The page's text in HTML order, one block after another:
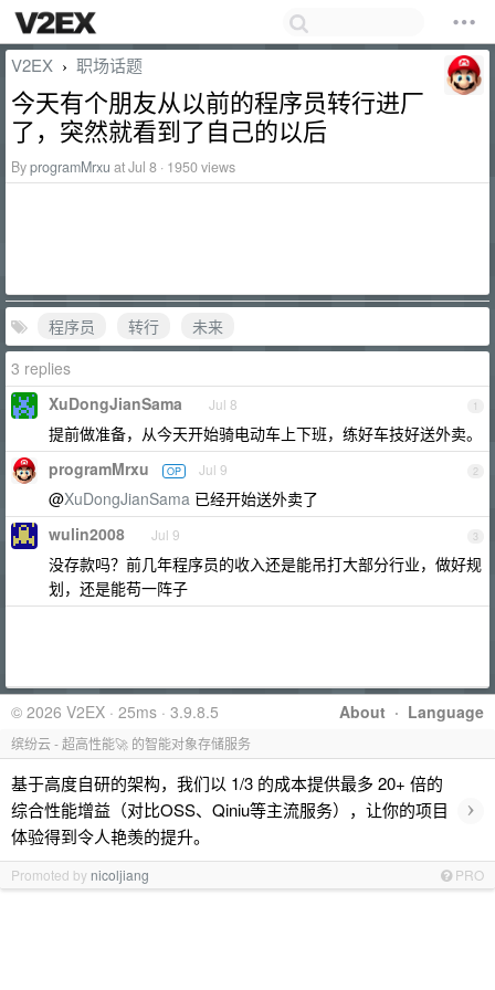
V2EX › 职场话题
今天有个朋友从以前的程序员转行进厂
了，突然就看到了自己的以后
ByprogramMrxu at Jul 8 · 1950 views
程序员 转行
未来
3 replies
1
XuDongJianSama Jul 8
提前做准备，从今天开始骑电动车上下班，练好车技好送外卖。
2
programMrxu OP Jul 9
@XuDongJianSama 已经开始送外卖了
3
wulin2008 Jul 9
没存款吗？前几年程序员的收入还是能吊打大部分行业，做好规
划，还是能苟一阵子
About · Language
© 2026 V2EX · 25ms · 3.9.8.5
缤纷云 - 超高性能🚀 的智能对象存储服务
基于高度自研的架构，我们以 1/3 的成本提供最多 20+ 倍的
综合性能增益（对比OSS、Qiniu等主流服务），让你的项目
体验得到令人艳羡的提升。
›
Promoted by nicoljiang PRO